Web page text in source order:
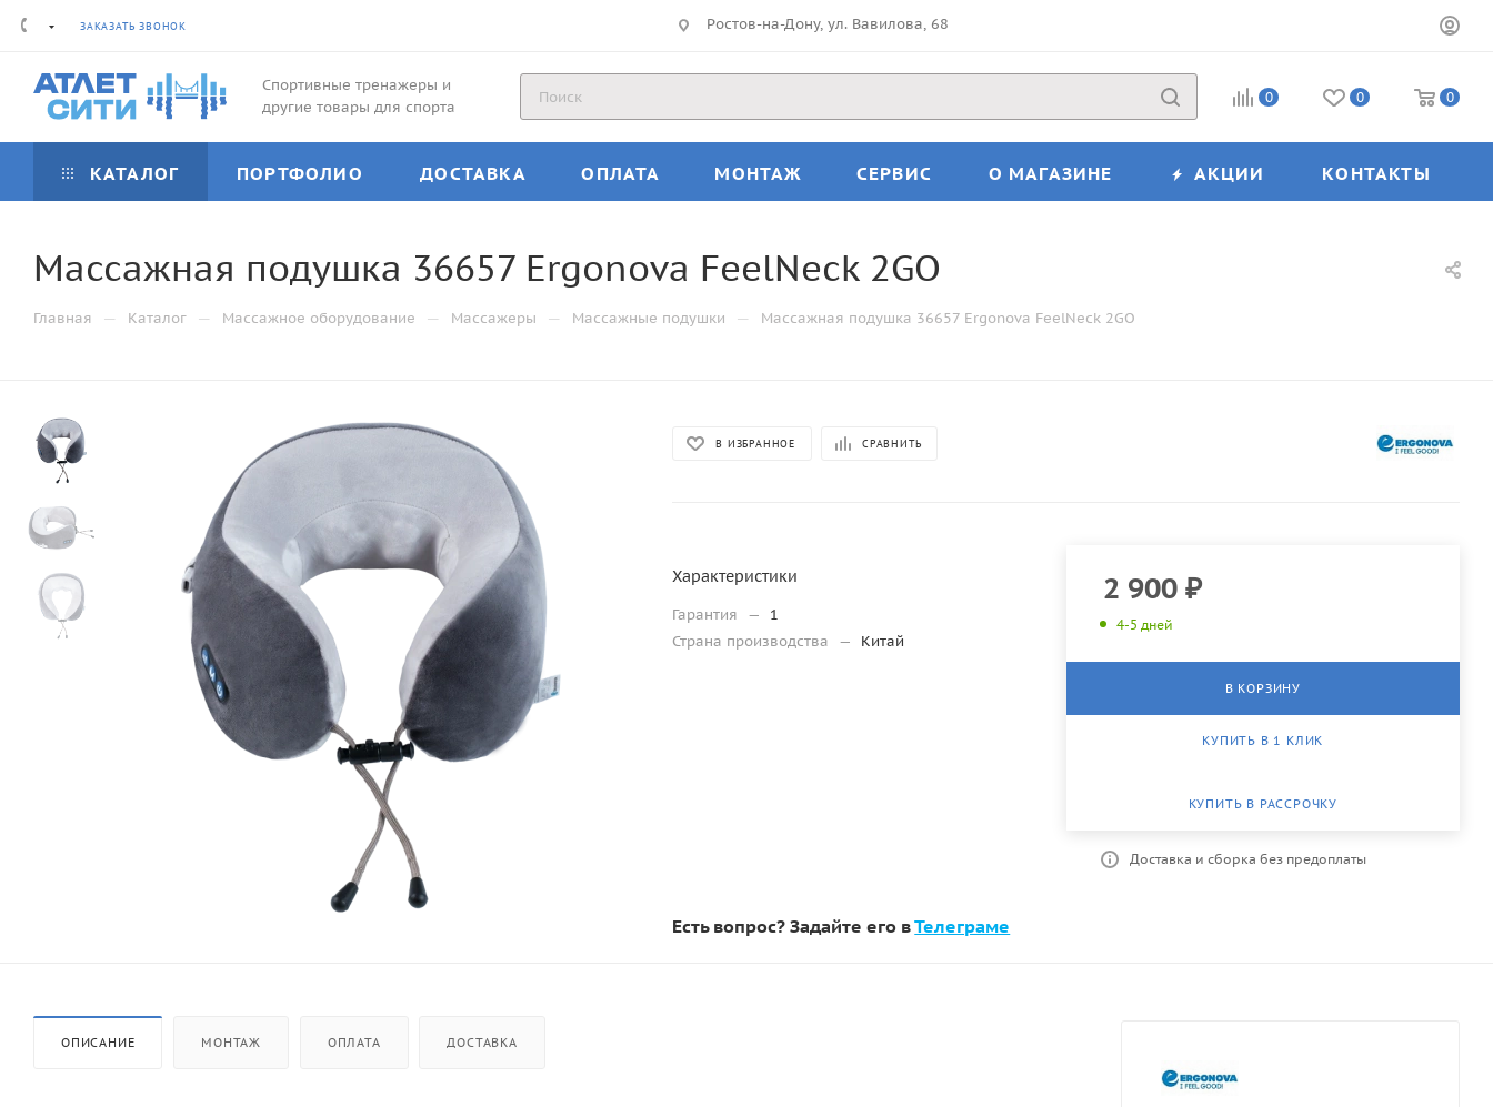
ЗАКАЗАТЬ ЗВОНОК Ростов-на-Дону, ул. Вавилова, 68
Спортивные тренажеры и
другие товары для спорта
0 0 0
КАТАЛОГ ПОРТФОЛИО ДОСТАВКА ОПЛАТА МОНТАЖ СЕРВИС О МАГАЗИНЕ АКЦИИ КОНТАКТЫ
Массажная подушка 36657 Ergonova FeelNeck 2GO
Главная — Каталог — Массажное оборудование — Массажеры — Массажные подушки — Массажная подушка 36657 Ergonova FeelNeck 2GO
В ИЗБРАННОЕ СРАВНИТЬ
Характеристики
Гарантия —
1
Страна производства
— Китай
2 900₽
4-5 дней
В КОРЗИНУ
КУПИТЬ В 1 КЛИК
КУПИТЬ В РАССРОЧКУ
Доставка и сборка без предоплаты
Есть вопрос? Задайте его вТелеграме
ОПИСАНИЕ МОНТАЖ ОПЛАТА ДОСТАВКА